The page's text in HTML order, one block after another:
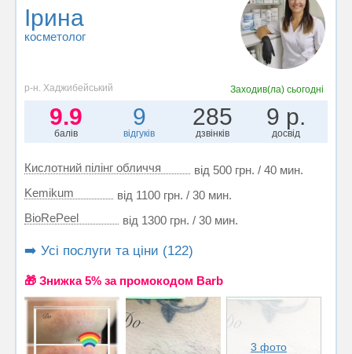
Ірина
косметолог
р-н. Хаджибейський Заходив(ла)сьогодні
9.9
балів
9
відгуків
285
дзвінків
9 р.
досвід
Кислотний пілінг обличчя
від 500 грн. / 40 мин.
Kemikum
від 1100 грн. / 30 мин.
BioRePeel
від 1300 грн. / 30 мин.
➡️ Усі послуги та ціни (122)
🎁 Знижка 5% за промокодом Barb
3 фото